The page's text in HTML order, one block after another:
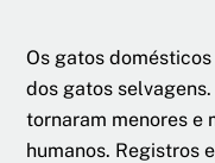
Os gatos
dos gatos selvage
tornaram menores e
humanos. Registros